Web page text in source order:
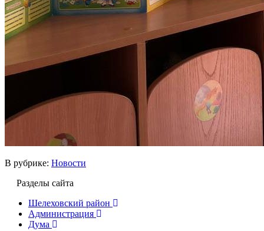
В рубрике: Новости
Разделы сайта
Шелеховский район
Администрация
Дума